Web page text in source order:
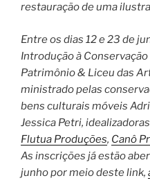
restauração de uma
Entre os dias 12 e 23 de
Introdução à
Patrimônio & Liceu das
ministrado pelas
bens culturais móveis
Jessica Petri,
Flutua Produções, Canô
As inscrições já estão
junho por meio deste link,